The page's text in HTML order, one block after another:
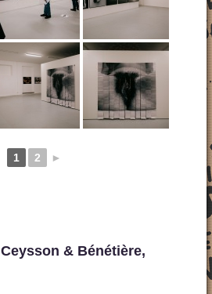
1 2 ►
Ceysson & Bénétière,